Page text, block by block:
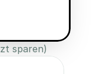
sparen)